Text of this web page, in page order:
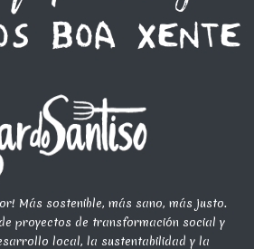
Más sostenible, más sano, más justo.
proyectos de transformación social y
local, la sustentabilidad y la